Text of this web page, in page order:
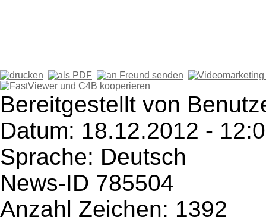
Bereitgestellt von
Datum: 18.12.2012 -
Sprache: Deutsch
News-ID 785504
Anzahl Zeichen: 1392